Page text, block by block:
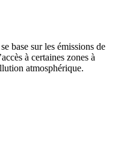
base sur les émissions de
à certaines zones à
atmosphérique.